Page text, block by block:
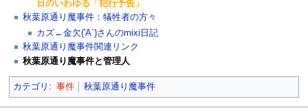
日のいわゆる「犯行予告」
秋葉原通り魔事件：犠牲者の方々
カズ←金欠('A`)さんのmixi日記
秋葉原通り魔事件関連リンク
秋葉原通り魔事件と管理人
カテゴリ : 事件 秋葉原通り魔事件